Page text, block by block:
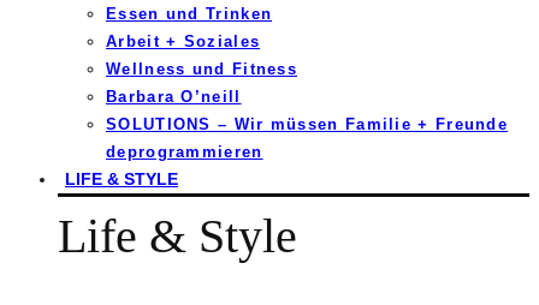
Essen und Trinken
Arbeit + Soziales
Wellness und Fitness
Barbara O’neill
SOLUTIONS – Wir müssen Familie + Freunde
deprogrammieren
LIFE & STYLE
Life & Style